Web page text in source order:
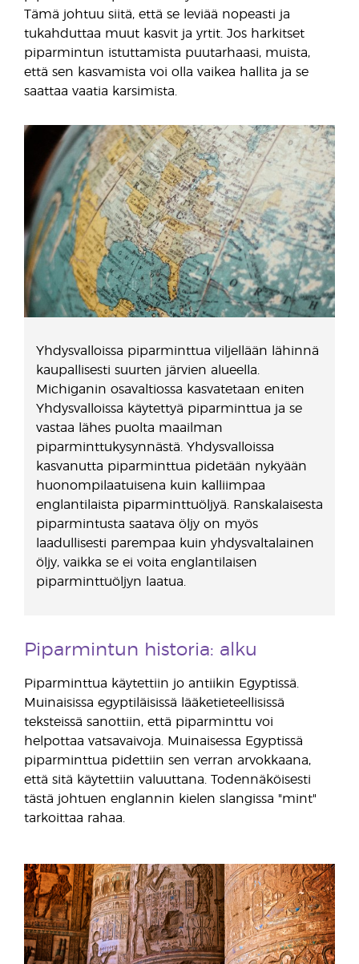
Tämä johtuu siitä, että se leviää nopeasti ja
tukahduttaa muut kasvit ja yrtit. Jos harkitset
piparmintun istuttamista puutarhaasi, muista,
että sen kasvamista voi olla vaikea hallita ja se
saattaa vaatia karsimista.
Yhdysvalloissa piparminttua viljellään lähinnä
kaupallisesti suurten järvien alueella.
Michiganin osavaltiossa kasvatetaan eniten
Yhdysvalloissa käytettyä piparminttua ja se
vastaa lähes puolta maailman
piparminttukysynnästä. Yhdysvalloissa
kasvanutta piparminttua pidetään nykyään
huonompilaatuisena kuin kalliimpaa
englantilaista piparminttuöljyä. Ranskalaisesta
piparmintusta saatava öljy on myös
laadullisesti parempaa kuin yhdysvaltalainen
öljy, vaikka se ei voita englantilaisen
piparminttuöljyn laatua.
Piparmintun historia: alku
Piparminttua käytettiin jo antiikin Egyptissä.
Muinaisissa egyptiläisissä lääketieteellisissä
teksteissä sanottiin, että piparminttu voi
helpottaa vatsavaivoja. Muinaisessa Egyptissä
piparminttua pidettiin sen verran arvokkaana,
että sitä käytettiin valuuttana. Todennäköisesti
tästä johtuen englannin kielen slangissa "mint"
tarkoittaa rahaa.